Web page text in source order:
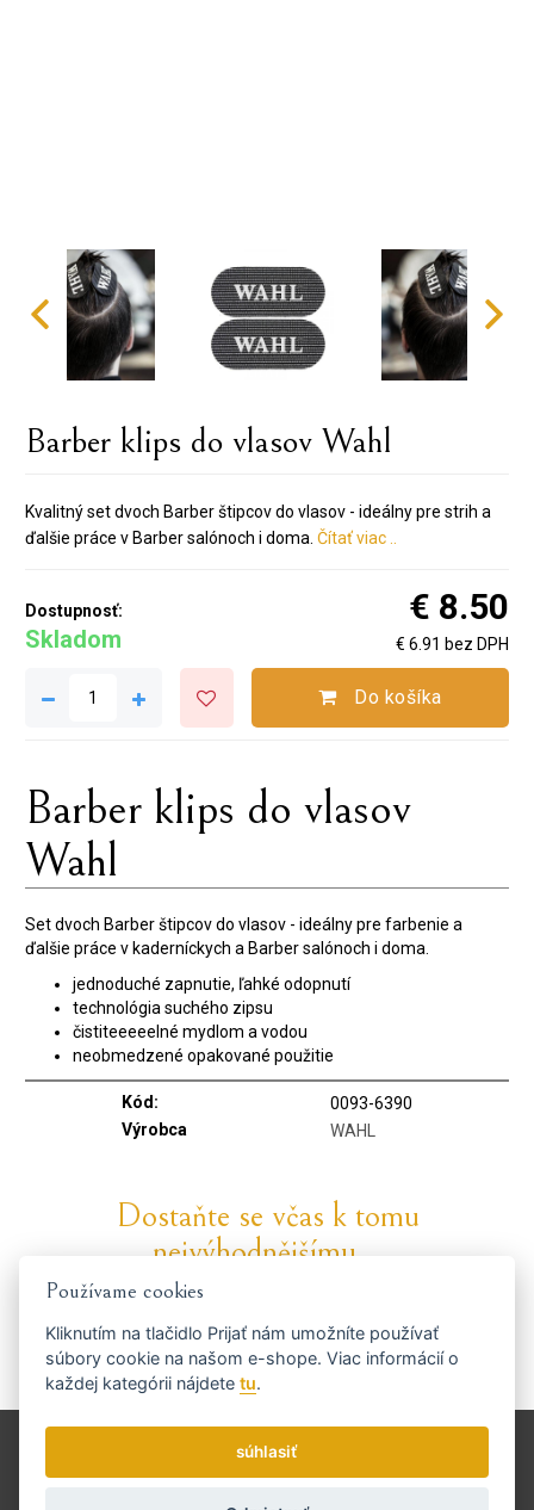
Barber klips do vlasov Wahl
Kvalitný set dvoch Barber štipcov do vlasov - ideálny pre strih a
ďalšie práce v Barber salónoch i doma. Čítať viac ..
Dostupnosť:
Skladom
€ 8.50
€ 6.91 bez DPH
Do košíka
Barber klips do vlasov
Wahl
Set dvoch Barber štipcov do vlasov - ideálny pre farbenie a
ďalšie práce v kaderníckych a Barber salónoch i doma.
jednoduché zapnutie, ľahké odopnutí
technológia suchého zipsu
čistiteeeeelné mydlom a vodou
neobmedzené opakované použitie
Kód:
0093-6390
Výrobca
WAHL
Dostaňte se včas k tomu
nejvýhodnějšímu...
Zasielame novinky a zľavy raz týždenne.
Používame cookies
Kliknutím na tlačidlo Prijať nám umožníte používať
súbory cookie na našom e-shope. Viac informácií o
každej kategórii nájdetetu.
súhlasiť